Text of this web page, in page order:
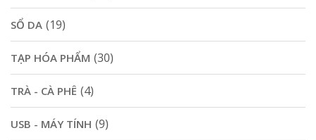
SỔ DA (19)
TẠP HÓA PHẨM (30)
TRÀ - CÀ PHÊ (4)
USB - MÁY TÍNH (9)